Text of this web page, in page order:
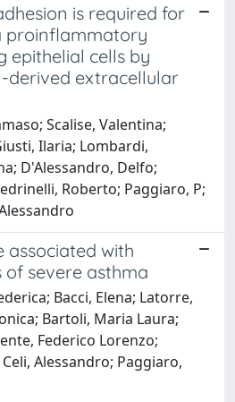
is required for
proinflammatory
epithelial cells by
derived extracellular
Scalise, Valentina;
Ilaria; Lombardi,
D'Alessandro, Delfo;
Roberto; Paggiaro, P;
associated with
severe asthma
Bacci, Elena; Latorre,
Bartoli, Maria Laura;
Federico Lorenzo;
Alessandro; Paggiaro,